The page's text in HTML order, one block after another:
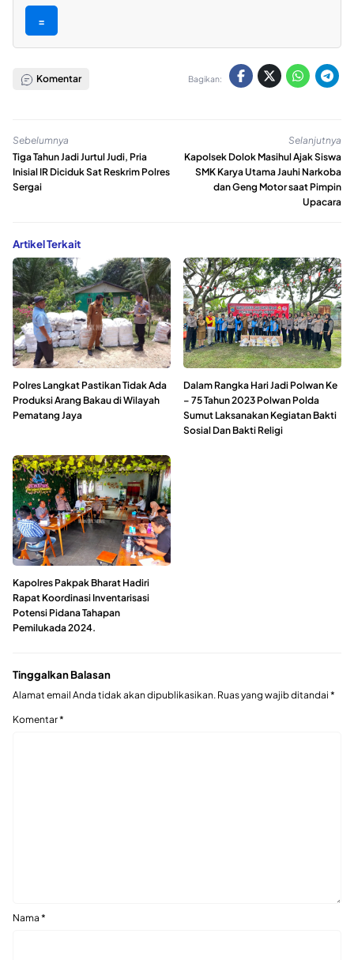
=
Komentar Bagikan:
Sebelumnya
Tiga Tahun Jadi Jurtul Judi, Pria
Inisial IR Diciduk Sat Reskrim Polres
Sergai
Selanjutnya
Kapolsek Dolok Masihul Ajak Siswa
SMK Karya Utama Jauhi Narkoba
dan Geng Motor saat Pimpin
Upacara
Artikel Terkait
Polres Langkat Pastikan Tidak Ada
Produksi Arang Bakau di Wilayah
Pematang Jaya
Dalam Rangka Hari Jadi Polwan Ke
– 75 Tahun 2023 Polwan Polda
Sumut Laksanakan Kegiatan Bakti
Sosial Dan Bakti Religi
Kapolres Pakpak Bharat Hadiri
Rapat Koordinasi Inventarisasi
Potensi Pidana Tahapan
Pemilukada 2024.
Tinggalkan Balasan
Alamat email Anda tidak akan dipublikasikan. Ruas yang wajib ditandai *
Komentar*
Nama *